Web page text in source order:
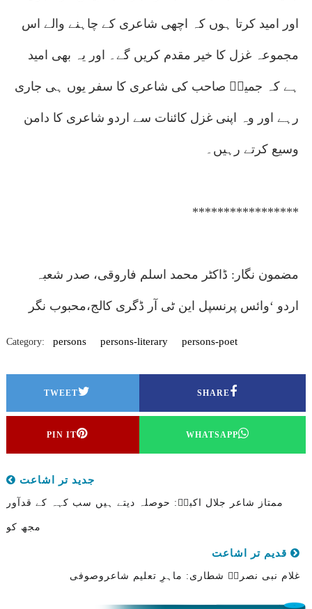
اور امید کرتا ہوں کہ اچھی شاعری کے چاہنے والے اس
مجموعہ غزل کا خیر مقدم کریں گے۔ اور یہ بھی امید
ہے کہ جمیلؔ صاحب کی شاعری کا سفر یوں ہی جاری
رہے اور وہ اپنی غزل کائنات سے اردو شاعری کا دامن
وسیع کرتے رہیں۔
*****************
مضمون نگار: ڈاکٹر محمد اسلم فاروقی، صدر شعبہ
اردو ‘وائس پرنسپل این ٹی آر ڈگری کالج،محبوب نگر
Category: persons persons-literary persons-poet
TWEET SHARE
PIN IT WHATSAPP
جدید تر اشاعت
ممتاز شاعر جلال اکبرؔ: حوصلہ دیتے ہیں سب کہہ کے قدآور
مجھ کو
قدیم تر اشاعت
غلام نبی نصرتؔ شطاری: ماہرِ تعلیم شاعروصوفی